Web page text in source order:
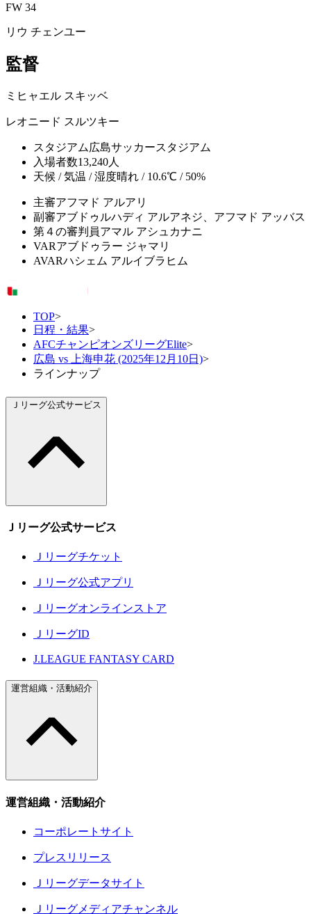
FW 34
リウ チェンユー
監督
ミヒャエル スキッベ
レオニード スルツキー
スタジアム 広島サッカースタジアム
入場者数13,240人
天候 / 気温 / 湿度晴れ / 10.6℃ / 50%
主審アフマド アルアリ
副審アブドゥルハディ アルアネジ、アフマド アッバス
第４の審判員アマル アシュカナニ
VARアブドゥラー ジャマリ
AVARハシェム アルイブラヒム
TOP>
日程・結果>
AFCチャンピオンズリーグElite>
広島 vs 上海申花 (2025年12月10日)>
ラインナップ
Ｊリーグ公式サービス
Ｊリーグ公式サービス
Ｊリーグチケット
Ｊリーグ公式アプリ
Ｊリーグオンラインストア
ＪリーグID
J.LEAGUE FANTASY CARD
運営組織・活動紹介
運営組織・活動紹介
コーポレートサイト
プレスリリース
Ｊリーグデータサイト
Ｊリーグメディアチャンネル